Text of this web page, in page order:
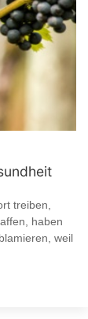
treiben,
haben
weil